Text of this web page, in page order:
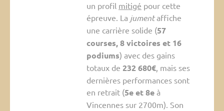
un profil mitigé pour cette
épreuve. La jumentaffiche
une carrière solide (57
courses, 8 victoires et 16
podiums) avec des gains
totaux de 232 680€, mais ses
dernières performances sont
en retrait (5e et 8eà
Vincennes sur 2700m). Son